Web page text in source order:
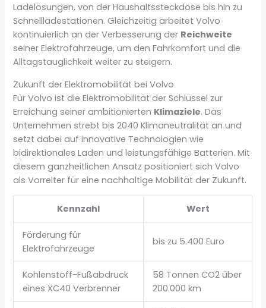
Ladelösungen, von der Haushaltssteckdose bis hin zu
Schnellladestationen. Gleichzeitig arbeitet Volvo
kontinuierlich an der Verbesserung der Reichweite
seiner Elektrofahrzeuge, um den Fahrkomfort und die
Alltagstauglichkeit weiter zu steigern.
Zukunft der Elektromobilität bei Volvo
Für Volvo ist die Elektromobilität der Schlüssel zur
Erreichung seiner ambitionierten Klimaziele. Das
Unternehmen strebt bis 2040 Klimaneutralität an und
setzt dabei auf innovative Technologien wie
bidirektionales Laden und leistungsfähige Batterien. Mit
diesem ganzheitlichen Ansatz positioniert sich Volvo
als Vorreiter für eine nachhaltige Mobilität der Zukunft.
Kennzahl Wert
Förderung für
Elektrofahrzeuge
bis zu 5.400 Euro
Kohlenstoff-Fußabdruck
eines XC40 Verbrenner
58 Tonnen CO2 über
200.000 km